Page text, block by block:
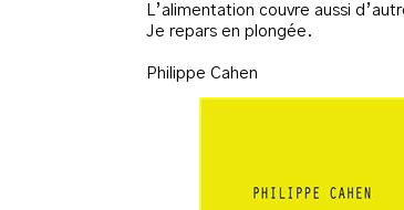
L’alimentation couvre aussi
Je repars en plongée.
Philippe Cahen